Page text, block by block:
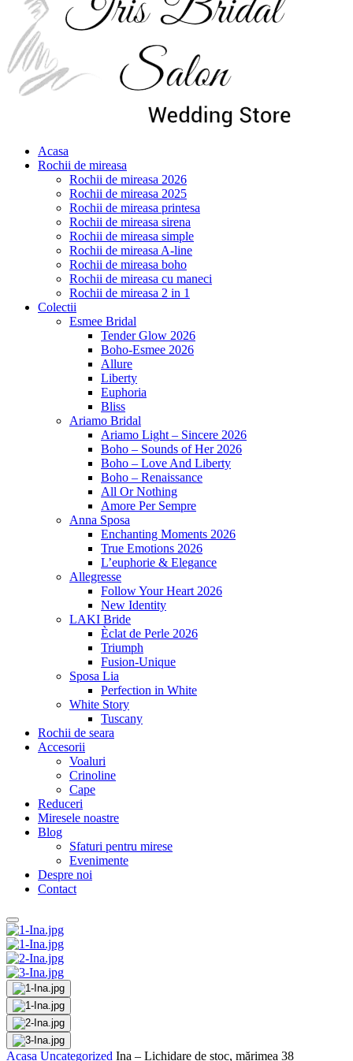
Acasa
Rochii de mireasa
Rochii de mireasa 2026
Rochii de mireasa 2025
Rochii de mireasa printesa
Rochii de mireasa sirena
Rochii de mireasa simple
Rochii de mireasa A-line
Rochii de mireasa boho
Rochii de mireasa cu maneci
Rochii de mireasa 2 in 1
Colectii
Esmee Bridal
Tender Glow 2026
Boho-Esmee 2026
Allure
Liberty
Euphoria
Bliss
Ariamo Bridal
Ariamo Light – Sincere 2026
Boho – Sounds of Her 2026
Boho – Love And Liberty
Boho – Renaissance
All Or Nothing
Amore Per Sempre
Anna Sposa
Enchanting Moments 2026
True Emotions 2026
L’euphorie & Elegance
Allegresse
Follow Your Heart 2026
New Identity
LAKI Bride
Èclat de Perle 2026
Triumph
Fusion-Unique
Sposa Lia
Perfection in White
White Story
Tuscany
Rochii de seara
Accesorii
Voaluri
Crinoline
Cape
Reduceri
Miresele noastre
Blog
Sfaturi pentru mirese
Evenimente
Despre noi
Contact
Acasa Uncategorized Ina – Lichidare de stoc, mărimea 38